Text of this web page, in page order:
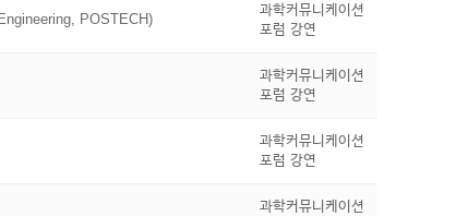
POSTECH)
과학커뮤니케이션
포럼 강연
과학커뮤니케이션
포럼 강연
과학커뮤니케이션
포럼 강연
과학커뮤니케이션